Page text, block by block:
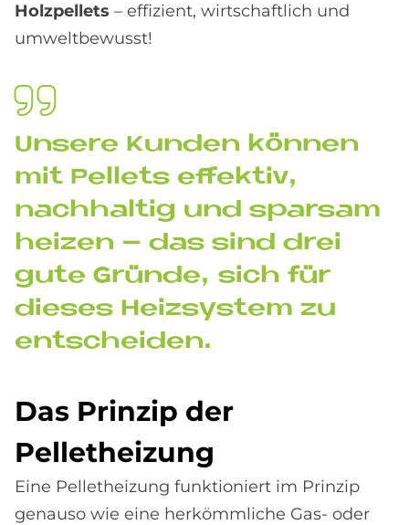
Holzpellets – effizient, wirtschaftlich und
umweltbewusst!
Un­se­re Kun­den kön­nen
mit Pel­lets ef­fek­tiv,
nach­hal­tig und spar­sam
hei­zen – das sind drei
gute Grün­de, sich für
die­ses Heiz­sy­stem zu
ent­schei­den.
Das Prin­zip der
Pel­let­hei­zung
Eine Pelletheizung funktioniert im Prinzip
genauso wie eine herkömmliche Gas- oder